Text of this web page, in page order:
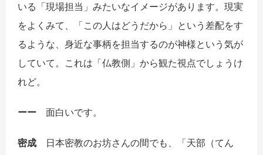
いる「現場担当」みたいなイメージがあります。現実
をよくみて、「この人はどうだから」という差配をす
るような、身近な事柄を担当するのが神様という気が
していて。これは「仏教側」から観た視点でしょうけ
れど。
ーー 面白いです。
密成 日本密教のお坊さんの間でも、「天部（てん